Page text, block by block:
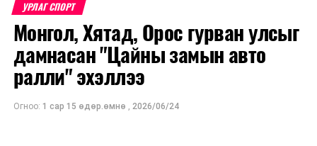
УРЛАГ СПОРТ
Монгол, Хятад, Орос гурван улсыг
дамнасан "Цайны замын авто
ралли" эхэллээ
Огноо: 1 сар 15 өдөр.өмнө , 2026/06/24